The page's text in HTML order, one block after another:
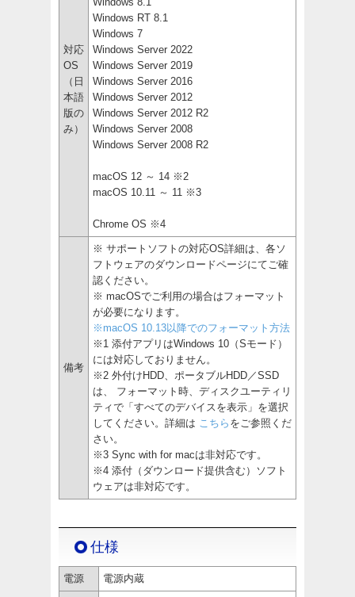
対応
OS
（日
本語
版の
み）
Windows RT 8.1
Windows 7
Windows Server 2022
Windows Server 2019
Windows Server 2016
Windows Server 2012
Windows Server 2012 R2
Windows Server 2008
Windows Server 2008 R2
macOS 12 ～ 14 ※2
macOS 10.11 ～ 11 ※3
Chrome OS ※4
備考
※ サポートソフトの対応OS詳細は、各ソ
フトウェアのダウンロードページにてご確
認ください。
※ macOSでご利用の場合はフォーマット
が必要になります。
※macOS 10.13以降でのフォーマット方法
※1 添付アプリはWindows 10（Sモード）
には対応しておりません。
※2 外付けHDD、ポータブルHDD／SSD
は、 フォーマット時、ディスクユーティリ
ティで「すべてのデバイスを表示」を選択
してください。詳細は こちら をご参照くだ
さい。
※3 Sync with for macは非対応です。
※4 添付（ダウンロード提供含む）ソフト
ウェアは非対応です。
仕様
電源 電源内蔵